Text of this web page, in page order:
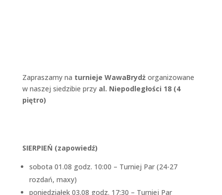
Zapraszamy na turnieje WawaBrydżorganizowane
w naszej siedzibie przy al. Niepodległości 18 (4
piętro)
SIERPIEŃ (zapowiedź)
sobota 01.08 godz. 10:00 – Turniej Par (24-27
rozdań, maxy)
poniedziałek 03.08 godz. 17:30 – Turniej Par